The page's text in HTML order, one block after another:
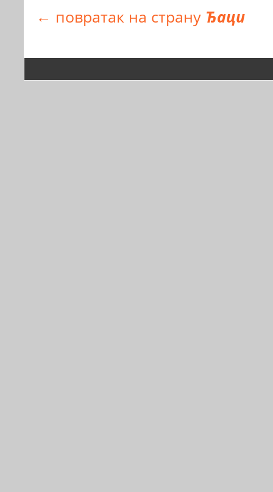
← повратак на страну Ђаци